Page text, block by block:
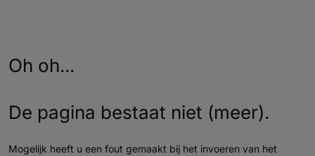
Oh oh...
De pagina bestaat niet (meer).
Mogelijk heeft u een fout gemaakt bij het invoeren van het